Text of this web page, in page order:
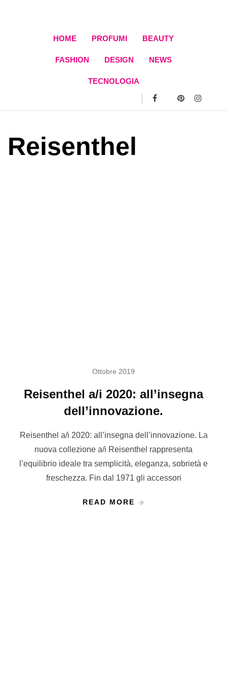
HOME PROFUMI BEAUTY
FASHION DESIGN NEWS
TECNOLOGIA
Reisenthel
Ottobre 2019
Reisenthel a/i 2020: all’insegna
dell’innovazione.
Reisenthel a/i 2020: all’insegna dell’innovazione. La
nuova collezione a/i Reisenthel rappresenta
l’equilibrio ideale tra semplicità, eleganza, sobrietà e
freschezza. Fin dal 1971 gli accessori
READ MORE